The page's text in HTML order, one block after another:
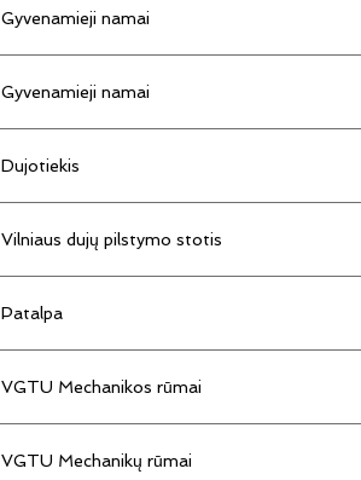
Gyvenamieji namai
Gyvenamieji namai
Dujotiekis
Vilniaus dujų pilstymo stotis
Patalpa
VGTU Mechanikos rūmai
VGTU Mechanikų rūmai